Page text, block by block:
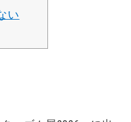
い